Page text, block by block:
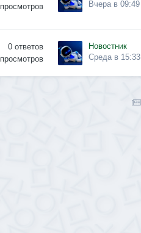
просмотров
Вчера в 09:49
0 ответов
просмотров
Новостник
Среда в 15:33